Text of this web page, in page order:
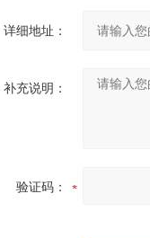
详细地址：
补充说明：
验证码：